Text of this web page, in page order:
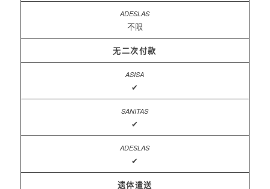
不限
无二次付款
✔
✔
✔
遗体遣送